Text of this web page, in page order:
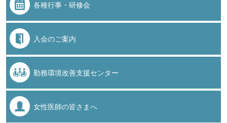
各種行事・研修会
入会のご案内
勤務環境改善支援センター
女性医師の皆さまへ